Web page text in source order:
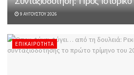
9 ΑΥΓΟΎΣΤΟΥ 2026
ΕΠΙΚΑΙΡΌΤΗΤΑ